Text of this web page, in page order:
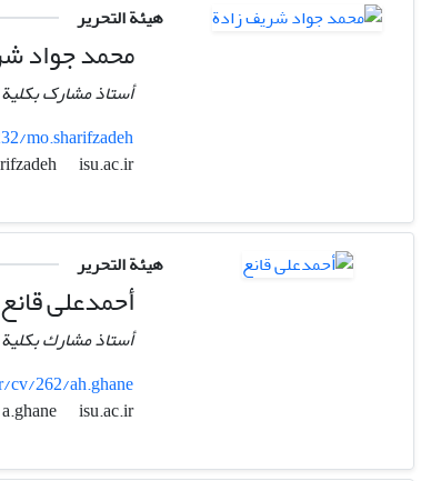
هيئة التحرير
محمد جواد
أستاذ مشارک بكلية
mo.sharifzadeh
sharifzadeh
isu.ac.ir
هيئة التحرير
أحمدعلی قانع
أستاذ مشارك بکلیة
cv/262/ah.ghane
a.ghane
isu.ac.ir